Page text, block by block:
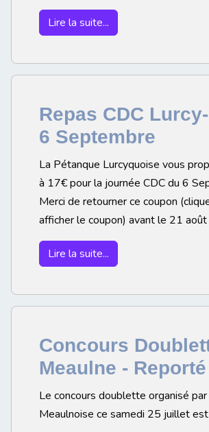
Lire la suite...
Repas CDC
6 Septembre
La Pétanque Lurcyquoise vous
à 17€ pour la journée CDC du 6
Merci de retourner ce coupon
afficher le coupon) avant le 21 août
Lire la suite...
Concours
Meaulne - Reporté
Le concours doublette organisé
Meaulnoise ce samedi 25 juillet